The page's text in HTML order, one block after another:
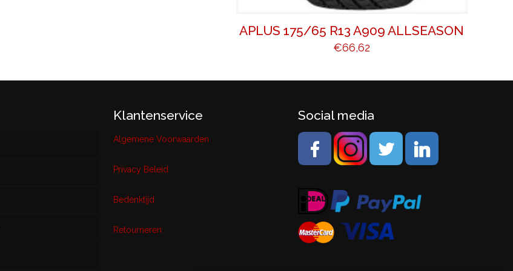
APLUS 175/65 R13 A909 ALLSEASON
€66,62
Klantenservice
Algemene Voorwaarden
Privacy Beleid
Bedenktijd
Retourneren
Social media